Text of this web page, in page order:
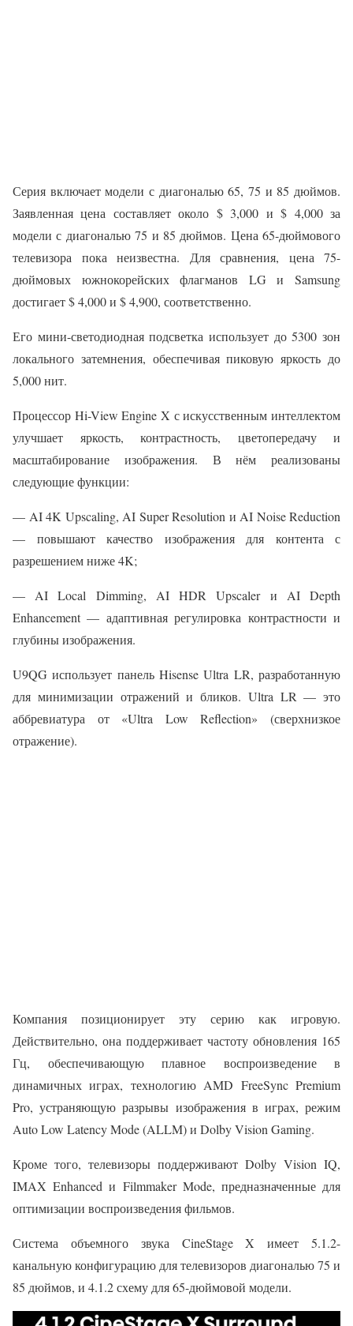
Серия включает модели с диагональю 65, 75 и 85 дюймов.
Заявленная цена составляет около $ 3,000 и $ 4,000 за
модели с диагональю 75 и 85 дюймов. Цена 65-дюймового
телевизора пока неизвестна. Для сравнения, цена 75-
дюймовых южнокорейских флагманов LG и Samsung
достигает $ 4,000 и $ 4,900, соответственно.
Его мини-светодиодная подсветка использует до 5300 зон
локального затемнения, обеспечивая пиковую яркость до
5,000 нит.
Процессор Hi-View Engine X с искусственным интеллектом
улучшает яркость, контрастность, цветопередачу и
масштабирование изображения. В нём реализованы
следующие функции:
— AI 4K Upscaling, AI Super Resolution и AI Noise Reduction
— повышают качество изображения для контента с
разрешением ниже 4K;
— AI Local Dimming, AI HDR Upscaler и AI Depth
Enhancement — адаптивная регулировка контрастности и
глубины изображения.
U9QG использует панель Hisense Ultra LR, разработанную
для минимизации отражений и бликов. Ultra LR — это
аббревиатура от «Ultra Low Reflection» (сверхнизкое
отражение).
Компания позиционирует эту серию как игровую.
Действительно, она поддерживает частоту обновления 165
Гц, обеспечивающую плавное воспроизведение в
динамичных играх, технологию AMD FreeSync Premium
Pro, устраняющую разрывы изображения в играх, режим
Auto Low Latency Mode (ALLM) и Dolby Vision Gaming.
Кроме того, телевизоры поддерживают Dolby Vision IQ,
IMAX Enhanced и Filmmaker Mode, предназначенные для
оптимизации воспроизведения фильмов.
Система объемного звука CineStage X имеет 5.1.2-
канальную конфигурацию для телевизоров диагональю 75 и
85 дюймов, и 4.1.2 схему для 65-дюймовой модели.